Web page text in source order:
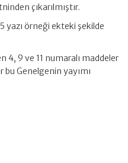
çıkarılmıştır.
yazı örneği ekteki şekilde
4, 9 ve 11 numaralı maddeler
Genelgenin yayımı